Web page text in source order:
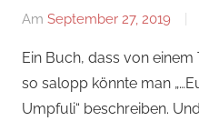
Am September 27, 2019
Ein Buch, dass von
so salopp könnte man
Umpfuli“ beschreiben.